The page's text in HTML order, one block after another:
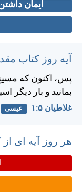
ایمان
آیه روز کتاب
پس، اكنون كه
بمانيد و بار ديگر
غلاطيان ۵:‏۱ عیسی
هر روز آیه ای